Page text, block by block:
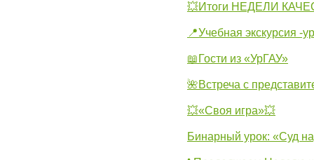
💥Итоги НЕДЕЛИ
📍Учебная экскурсия -
📖Гости из «УрГАУ»
🌺Встреча с
💥«Своя игра»💥
Бинарный урок: «Суд